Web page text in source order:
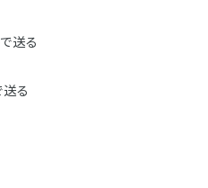
送る
る